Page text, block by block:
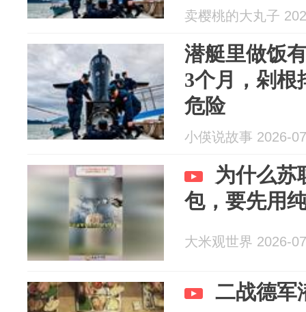
卖樱桃的大丸子
潜艇里做饭
3个月，剁根
危险
小偀说故事 2026-
为什么苏
包，要先用
大米观世界 2026-
二战德军